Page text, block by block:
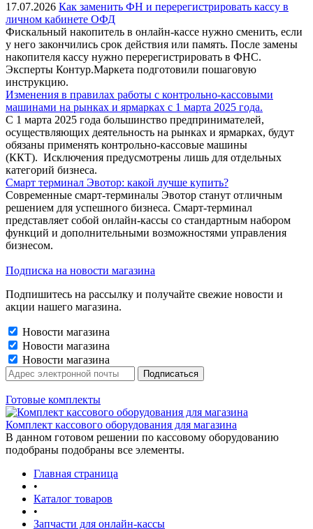
17.07.2026 Как заменить ФН и перерегистрировать кассу в
личном кабинете ОФД
Фискальный накопитель в онлайн-кассе нужно сменить, если
у него закончились срок действия или память. После замены
накопителя кассу нужно перерегистрировать в ФНС.
Эксперты Контур.Маркета подготовили пошаговую
инструкцию.
Изменения в правилах работы с контрольно-кассовыми
машинами на рынках и ярмарках с 1 марта 2025 года.
С 1 марта 2025 года большинство предпринимателей,
осуществляющих деятельность на рынках и ярмарках, будут
обязаны применять контрольно-кассовые машины
(ККТ). Исключения предусмотрены лишь для отдельных
категорий бизнеса.
Смарт терминал Эвотор: какой лучше купить?
Современные смарт-терминалы Эвотор станут отличным
решением для успешного бизнеса. Смарт-терминал
представляет собой онлайн-кассы со стандартным набором
функций и дополнительными возможностями управления
бизнесом.
Подписка на новости магазина
Подпишитесь на рассылку и получайте свежие новости и
акции нашего магазина.
Новости магазина
Новости магазина
Новости магазина
Готовые комплекты
Комплект кассового оборудования для магазина
В данном готовом решении по кассовому оборудованию
подобраны подобраны все элементы.
Главная страница
•
Каталог товаров
•
Запчасти для онлайн-кассы